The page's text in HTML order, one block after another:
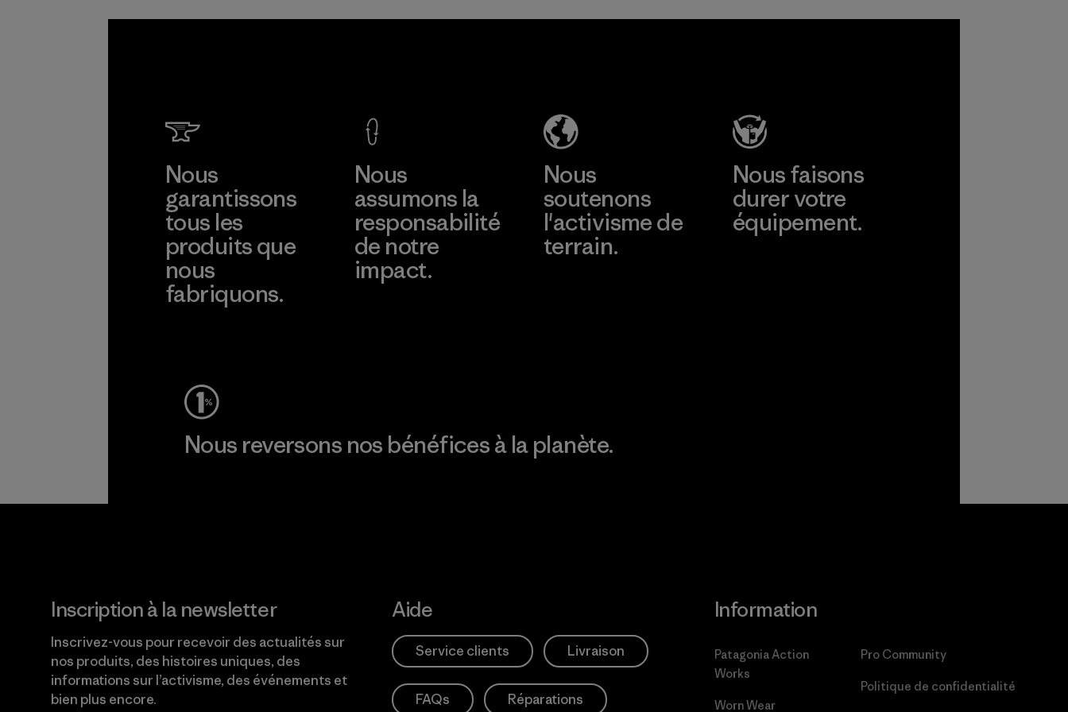
Material-supplier
Factory
Nous
garantissons
tous les
produits que
nous
fabriquons.
Nous
assumons la
responsabilité
de notre
impact.
Nous
soutenons
l'activisme de
terrain.
Nous faisons
durer votre
équipement.
Nous reversons nos bénéfices à la planète.
Inscription à la newsletter
Inscrivez-vous pour recevoir des actualités sur
nos produits, des histoires uniques, des
informations sur l’activisme, des événements et
bien plus encore.
Aide
Service clients Livraison
FAQs Réparations
Information
Patagonia Action
Works
Worn Wear
Pro Community
Politique de confidentialité